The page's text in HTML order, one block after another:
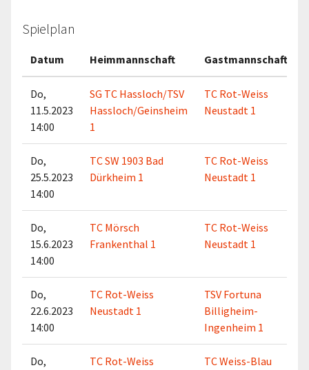
Spielplan
Datum Heimmannschaft Gastmannschaft
Do,
11.5.2023
14:00
SG TC Hassloch/TSV
Hassloch/Geinsheim
1
TC Rot-Weiss
Neustadt 1
Do,
25.5.2023
14:00
TC SW 1903 Bad
Dürkheim 1
TC Rot-Weiss
Neustadt 1
Do,
15.6.2023
14:00
TC Mörsch
Frankenthal 1
TC Rot-Weiss
Neustadt 1
Do,
22.6.2023
14:00
TC Rot-Weiss
Neustadt 1
TSV Fortuna
Billigheim-
Ingenheim 1
Do,
TC Rot-Weiss
TC Weiss-Blau